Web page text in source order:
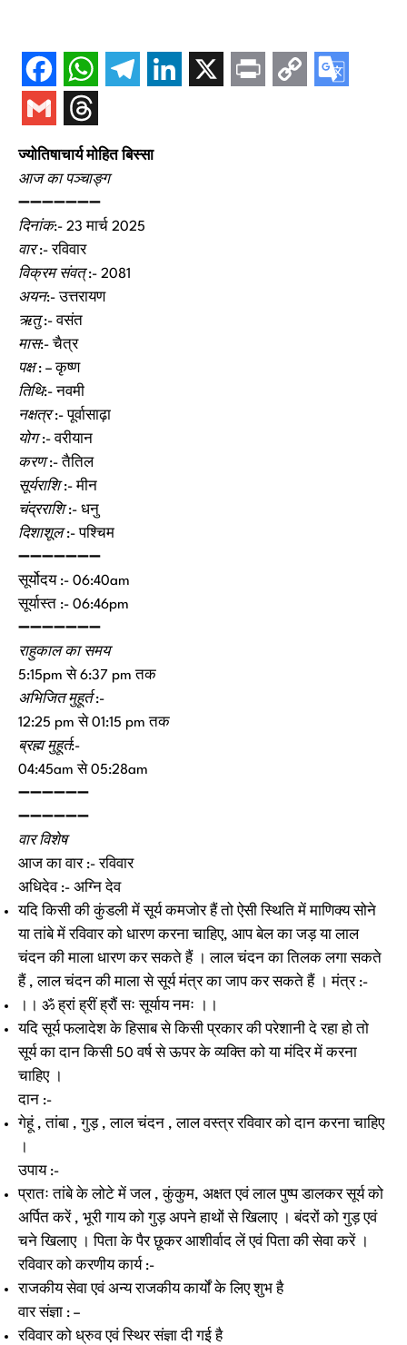
ज्योतिषाचार्य मोहित बिस्सा
आज का पञ्चाङ्ग
➖➖➖➖➖➖➖
दिनांक:- 23 मार्च 2025
वार:- रविवार
विक्रम संवत्:- 2081
अयन:- उत्तरायण
ऋतु:- वसंत
मास:- चैत्र
पक्ष: – कृष्ण
तिथि:- नवमी
नक्षत्र:- पूर्वासाढ़ा
योग:- वरीयान
करण:- तैतिल
सूर्यराशि:- मीन
चंद्रराशि:- धनु
दिशाशूल:- पश्चिम
➖➖➖➖➖➖➖
सूर्योदय :- 06:40am
सूर्यास्त :- 06:46pm
➖➖➖➖➖➖➖
राहुकाल का समय
5:15pm से 6:37 pm तक
अभिजित मुहूर्त :-
12:25 pm से 01:15 pm तक
ब्रह्म मुहूर्त:-
04:45am से 05:28am
➖➖➖➖➖➖
➖➖➖➖➖➖
वार विशेष
आज का वार :- रविवार
अधिदेव :- अग्नि देव
यदि किसी की कुंडली में सूर्य कमजोर हैं तो ऐसी स्थिति में माणिक्य सोने
या तांबे में रविवार को धारण करना चाहिए, आप बेल का जड़ या लाल
चंदन की माला धारण कर सकते हैं । लाल चंदन का तिलक लगा सकते
हैं , लाल चंदन की माला से सूर्य मंत्र का जाप कर सकते हैं । मंत्र :-
।। ॐ ह्रां ह्रीं ह्रौं सः सूर्याय नमः ।।
यदि सूर्य फलादेश के हिसाब से किसी प्रकार की परेशानी दे रहा हो तो
सूर्य का दान किसी 50 वर्ष से ऊपर के व्यक्ति को या मंदिर में करना
चाहिए ।
दान :-
गेहूं , तांबा , गुड़ , लाल चंदन , लाल वस्त्र रविवार को दान करना चाहिए
उपाय :-
प्रातः तांबे के लोटे में जल , कुंकुम, अक्षत एवं लाल पुष्प डालकर सूर्य को
अर्पित करें , भूरी गाय को गुड़ अपने हाथों से खिलाए । बंदरों को गुड़ एवं
चने खिलाए । पिता के पैर छूकर आशीर्वाद लें एवं पिता की सेवा करें ।
रविवार को करणीय कार्य :-
राजकीय सेवा एवं अन्य राजकीय कार्यों के लिए शुभ है
वार संज्ञा : –
रविवार को ध्रुव एवं स्थिर संज्ञा दी गई है